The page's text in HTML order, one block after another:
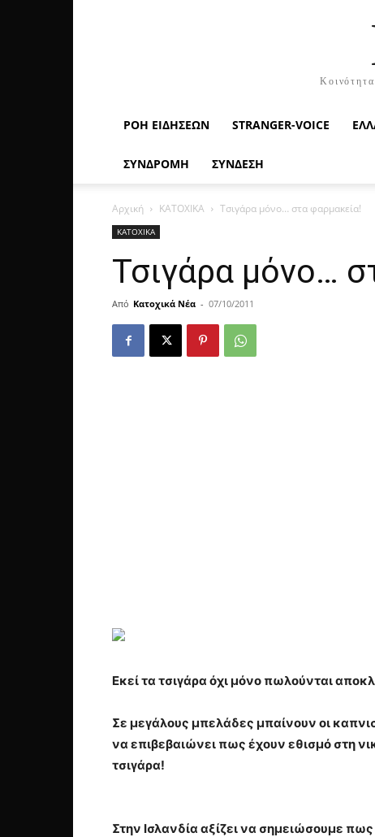
ΡΟΉ ΕΙΔΉΣΕΩΝ STRANGER-VOICE
ΣΥΝΔΡΟΜΗ ΣΥΝΔΕΣΗ
Αρχική ΚΑΤΟΧΙΚΑ Τσιγάρα μόνο… στα φαρμακεία!
ΚΑΤΟΧΙΚΑ
Τσιγάρα μόνο…
Από Κατοχικά Νέα - 07/10/2011
Εκεί τα τσιγάρα όχι μόνο πωλούνται
Σε μεγάλους μπελάδες μπαίνουν οι
να επιβεβαιώνει πως έχουν εθισμό στη
τσιγάρα!
Στην Ισλανδία αξίζει να σημειώσουμε